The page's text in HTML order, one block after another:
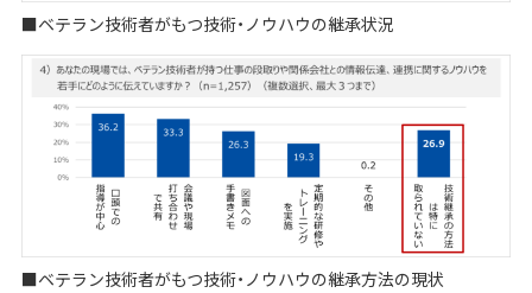
■ベテラン技術者がもつ技術・ノウハウの継承状況
■ベテラン技術者がもつ技術・ノウハウの継承方法の現状